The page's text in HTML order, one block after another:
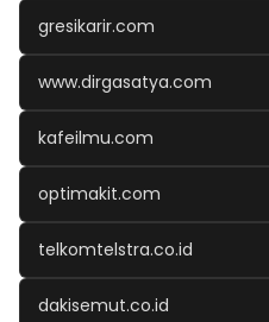
gresikarir.com
www.dirgasatya.com
kafeilmu.com
optimakit.com
telkomtelstra.co.id
dakisemut.co.id